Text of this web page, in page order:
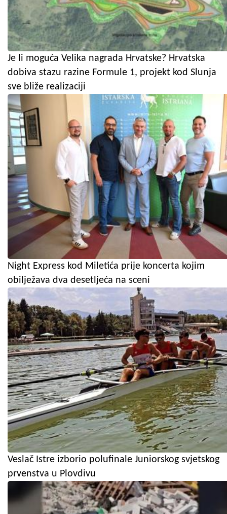
Je li moguća Velika nagrada Hrvatske? Hrvatska
dobiva stazu razine Formule 1, projekt kod Slunja
sve bliže realizaciji
Night Express kod Miletića prije koncerta kojim
obilježava dva desetljeća na sceni
Veslač Istre izborio polufinale Juniorskog svjetskog
prvenstva u Plovdivu